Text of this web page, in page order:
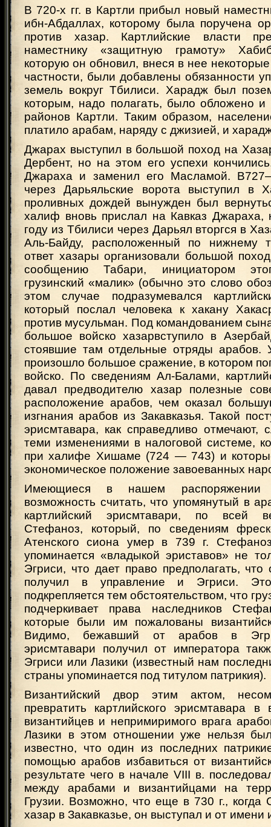
В 720-х гг. в Картли прибыл новый
ибн-Абдаллах, которому была поручена
против хазар. Картлийские власти
наместнику «защитную грамоту»
которую он обновил, внеся в нее
частности, были добавлены обязанности
земель вокруг Тбилиси. Харадж был
которым, надо полагать, было обложено и
районов Картли. Таким образом,
платило арабам, наряду с джизией, и
Джарах выступил в большой поход на
Дербент, но на этом его успехи
Джараха и заменил его Масламой.
через Дарьяльские ворота выступил в
проливных дождей вынужден был
халиф вновь прислал на Кавказ
году из Тбилиси через Дарьял вторгся в
Аль-Байду, расположенный по нижнему
ответ хазары организовали большой
сообщению Табари, инициатором
грузинский «малик» (обычно это слово
этом случае подразумевался
который послал человека к хакану
против мусульман. Под командованием
большое войско хазарвступило в
стоявшие там отдельные отряды арабов.
произошло большое сражение, в котором
войско. По сведениям Ал-Балами,
давал предводителю хазар полезные
расположение арабов, чем оказал
изгнания арабов из Закавказья. Такой
эрисмтавара, как справедливо отмечают,
теми изменениями в налоговой системе,
при халифе Хишаме (724 — 743) и
экономическое положение завоеванных
Имеющиеся в нашем распоряжении
возможность считать, что упомянутый в
картлийский эрисмтавари, по всей
Стефаноз, который, по сведениям
Атенского сиона умер в 739 г.
упоминается «владыкой эриставов» не
Эгриси, что дает право предполагать,
получил в управление и Эгриси. Это
подкрепляется тем обстоятельством, что
подчеркивает права наследников
которые были им пожалованы
Видимо, бежавший от арабов в
эрисмтавари получил от императора
Эгриси или Лазики (известный нам
страны упоминается под титулом патрикия).
Византийский двор этим актом,
превратить картлийского эрисмтавара в
византийцев и непримиримого врага
Лазики в этом отношении уже нельзя
известно, что один из последних
помощью арабов избавиться от
результате чего в начале VIII в.
между арабами и византийцами на
Грузии. Возможно, что еще в 730 г., когда
хазар в Закавказье, он выступал и от имени